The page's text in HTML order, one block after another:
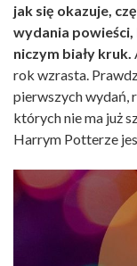
jak się okazuje,
wydania
niczym biały kruk.
rok wzrasta.
pierwszych wydań,
których nie ma już
Harrym Potterze